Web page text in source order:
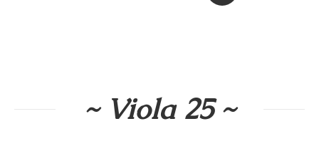
~ Viola 25 ~